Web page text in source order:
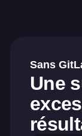
Sans
Une